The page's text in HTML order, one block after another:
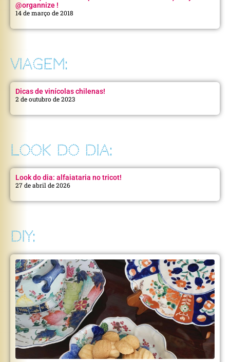
@organnize !
14 de março de 2018
VIAGEM:
Dicas de vinícolas chilenas!
2 de outubro de 2023
LOOK DO DIA:
Look do dia: alfaiataria no tricot!
27 de abril de 2026
DIY: